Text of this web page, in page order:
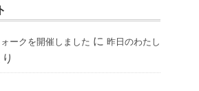
ークを開催しました に 昨日のわたし